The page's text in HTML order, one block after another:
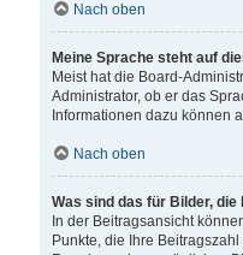
Nach oben
Meine Sprache steht auf
Meist hat die Board-
Administrator, ob er das
Informationen dazu können
Nach oben
Was sind das für Bilder,
In der Beitragsansicht
Punkte, die Ihre